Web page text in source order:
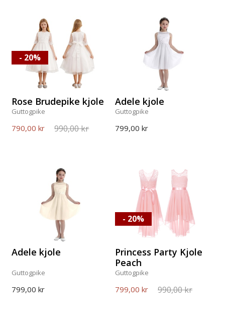
Rose Brudepike kjole
Guttogpike
790,00 kr 990,00 kr
- 20%
Adele kjole
Guttogpike
799,00 kr
Adele kjole
Guttogpike
799,00 kr
Princess Party Kjole
Peach
Guttogpike
799,00 kr 990,00 kr
- 20%